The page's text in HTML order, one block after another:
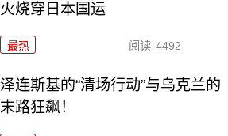
火烧穿日本国运
最热 阅读 4492
泽连斯基的“清场行动”与乌克兰的
末路狂飙！